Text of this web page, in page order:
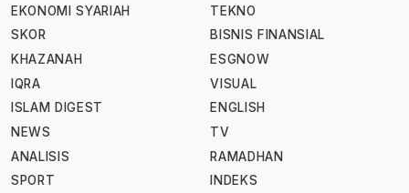
EKONOMI SYARIAH
SKOR
KHAZANAH
IQRA
ISLAM DIGEST
NEWS
ANALISIS
SPORT
TEKNO
BISNIS FINANSIAL
ESGNOW
VISUAL
ENGLISH
TV
RAMADHAN
INDEKS